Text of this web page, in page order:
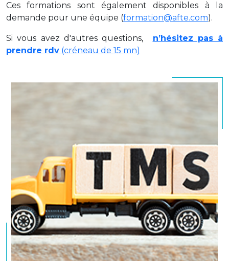
Ces formations sont également disponibles à la
demande pour une équipe (formation@afte.com).
Si vous avez d'autres questions,
n’hésitez pas à
prendre rdv (créneau de 15 mn)